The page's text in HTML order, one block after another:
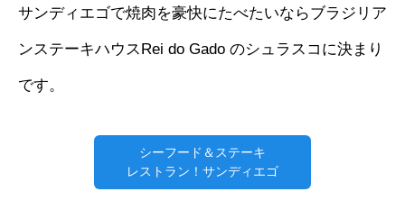
サンディエゴで焼肉を豪快にたべたいならブラジリア
ンステーキハウスRei do Gado のシュラスコに決まり
です。
シーフード＆ステーキ
レストラン！サンディエゴ